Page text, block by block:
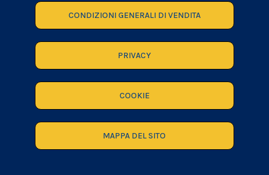
CONDIZIONI GENERALI DI VENDITA
PRIVACY
COOKIE
MAPPA DEL SITO